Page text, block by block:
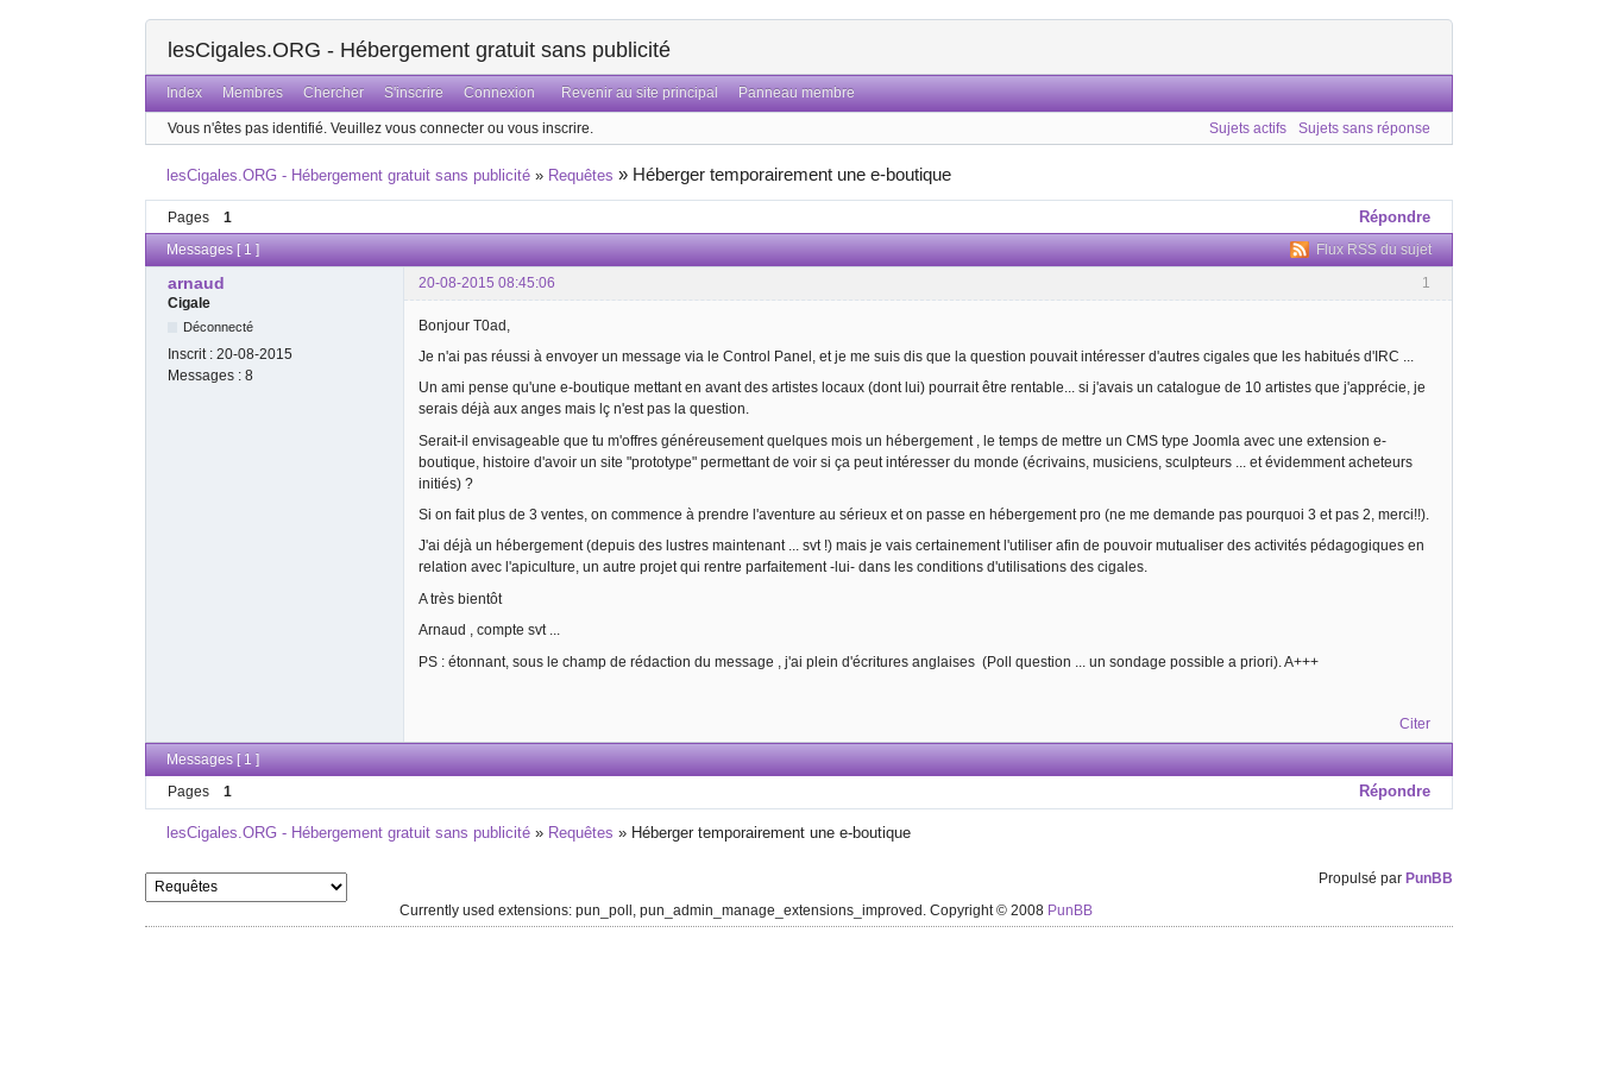
lesCigales.ORG - Hébergement gratuit sans publicité
Index Membres Chercher S'inscrire Connexion Revenir au site principal Panneau membre
Vous n'êtes pas identifié. Veuillez vous connecter ou vous inscrire. Sujets actifs Sujets sans réponse
lesCigales.ORG - Hébergement gratuit sans publicité » Requêtes » Héberger temporairement une e-boutique
Pages 1 Répondre
Flux RSS du sujet
Messages [ 1 ]
1
arnaud
20-08-2015 08:45:06
Cigale
Déconnecté
Inscrit : 20-08-2015
Messages : 8
Bonjour T0ad,
Je n'ai pas réussi à envoyer un message via le Control Panel, et je me suis dis que la question pouvait intéresser d'autres cigales que les habitués d'IRC ...
Un ami pense qu'une e-boutique mettant en avant des artistes locaux (dont lui) pourrait être rentable... si j'avais un catalogue de 10 artistes que j'apprécie, je
serais déjà aux anges mais lç n'est pas la question.
Serait-il envisageable que tu m'offres généreusement quelques mois un hébergement , le temps de mettre un CMS type Joomla avec une extension e-
boutique, histoire d'avoir un site "prototype" permettant de voir si ça peut intéresser du monde (écrivains, musiciens, sculpteurs ... et évidemment acheteurs
initiés) ?
Si on fait plus de 3 ventes, on commence à prendre l'aventure au sérieux et on passe en hébergement pro (ne me demande pas pourquoi 3 et pas 2, merci!!).
J'ai déjà un hébergement (depuis des lustres maintenant ... svt !) mais je vais certainement l'utiliser afin de pouvoir mutualiser des activités pédagogiques en
relation avec l'apiculture, un autre projet qui rentre parfaitement -lui- dans les conditions d'utilisations des cigales.
A très bientôt
Arnaud , compte svt ...
PS : étonnant, sous le champ de rédaction du message , j'ai plein d'écritures anglaises (Poll question ... un sondage possible a priori). A+++
Citer
Messages [ 1 ]
Pages
1 Répondre
lesCigales.ORG - Hébergement gratuit sans publicité » Requêtes » Héberger temporairement une e-boutique
Propulsé par PunBB
Currently used extensions: pun_poll, pun_admin_manage_extensions_improved. Copyright © 2008 PunBB